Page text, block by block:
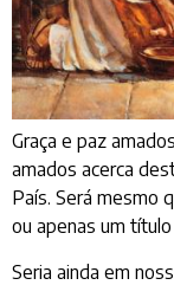
Graça e paz
amados acerca
País. Será mesmo
ou apenas um
Seria ainda em